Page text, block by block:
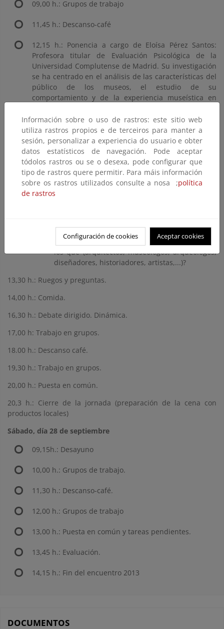
09,00 h.: Grupos de trabajo
11,45 h.: Descanso-café
12,15 h.: Ponencia a cargo de Eloísa Pérez Santos:
Profesora titular de Evaluación Psicológica de la
Universidad Complutense de Madrid. Su investigación
se ha centrado en el análisis de las características del
público de los museos, el estudio de su
comportamiento y de la experiencia museística en
Laboratorio Permanente de Público de Museos de la
Subdirección General de Museos Estatales Dirección
General de Bellas Artes y Bienes Culturales del
Ministerio de Cultura). La ponencia se estructurará
entorno a los siguientes interrogantes:
¿Cómo abordar la investigación del público
visitante en un Centro de Interpretación?
¿Influye la correcta aplicación de la
¿Cómo se percibe la Interpretación del
Patrimonio entre los distintos profesionales con
los que (arquitectos, museólogos, arqueólogos,
diseñadores, historiadores, artistas,...)?
13,30 h.: Ruegos y preguntas.
14,00 h.: Comida.
16,30 h.: Debate dirigido. Dinámica.
17,00 h: Trabajo en grupos.
18.00 h.: Descanso café.
19,30 h.: Trabajo en grupos.
20,00 h.: Puesta en común.
20,3 h.: Cierre de la jornada (preparación de la cena con
productos locales)
Sábado, día 28 de septiembre
09,15h.: Desayuno
10,00 h.: Grupos de trabajo.
11,30 h.: Descanso-café.
12,00 h.: Grupos de trabajo
13,00 h.: Puesta en común y tareas pendientes.
13,45 h.: Evaluación.
14,15 h.: Fin del encuentro 2013
DOCUMENTOS
Información sobre o uso de rastros: este sitio web
utiliza rastros propios e de terceiros para manter a
sesión, personalizar a experiencia do usuario e obter
datos estatísticos de navegación. Pode aceptar
tódolos rastros ou se o desexa, pode configurar que
tipo de rastros quere permitir. Para máis información
sobre os rastros utilizados consulte a nosa ;política
de rastros
Configuración de cookies Aceptar cookies